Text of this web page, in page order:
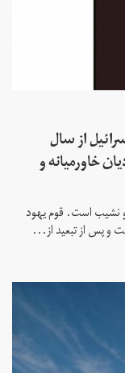
از سال
خاورمیانه و
و نشیب است. قوم یهود
و پس از تبعید از...